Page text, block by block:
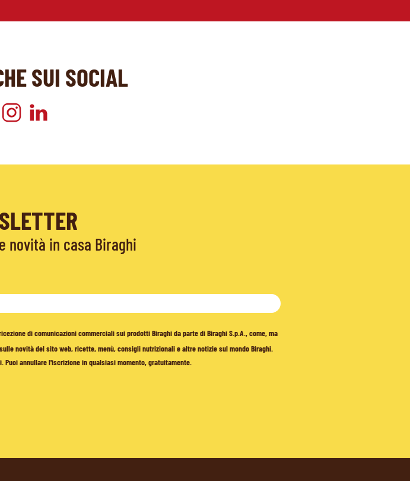
SUI SOCIAL
novità in casa Biraghi
di comunicazioni commerciali sui prodotti Biraghi da parte di Biraghi S.p.A., come, ma
novità del sito web, ricette, menù, consigli nutrizionali e altre notizie sul mondo Biraghi.
annullare l'iscrizione in qualsiasi momento, gratuitamente.